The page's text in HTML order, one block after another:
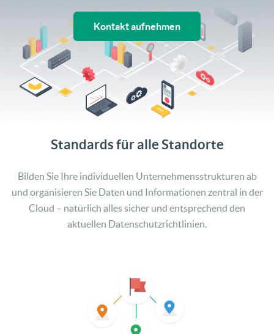
Kontakt aufnehmen
Standards​ ​für​ ​alle​ ​Standorte
Bilden Sie Ihre individuellen Unternehmensstrukturen ab
und organisieren Sie Daten und Informationen zentral in der
Cloud – natürlich alles sicher und entsprechend den
aktuellen Datenschutzrichtlinien.